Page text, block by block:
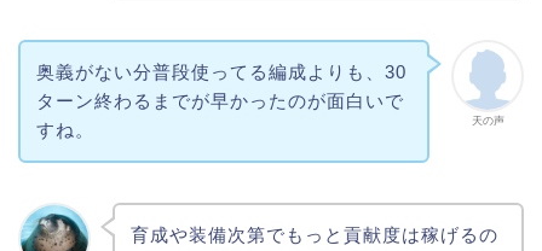
天の声
奥義がない分普段使ってる編成よりも、30
ターン終わるまでが早かったのが面白いで
すね。
育成や装備次第でもっと貢献度は稼げるの